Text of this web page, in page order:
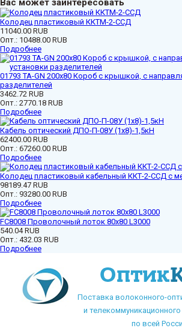
Вас может заинтересовать
Колодец пластиковый ККТМ-2-ССД
11040.00 RUB
Опт.: 10488.00 RUB
Подробнее
01793 ТА-GN 200x80 Короб с крышкой, с
разделителей
3462.72 RUB
Опт.: 2770.18 RUB
Подробнее
Кабель оптический ДПО-П-08У (1х8)-1,5кН
62400.00 RUB
Опт.: 67260.00 RUB
Подробнее
Колодец пластиковый кабельный ККТ-2-ССД с
98189.47 RUB
Опт.: 93280.00 RUB
Подробнее
FC8008 Проволочный лоток 80х80 L3000
540.04 RUB
Опт.: 432.03 RUB
Подробнее
Поставка волоконного-
и
по всей